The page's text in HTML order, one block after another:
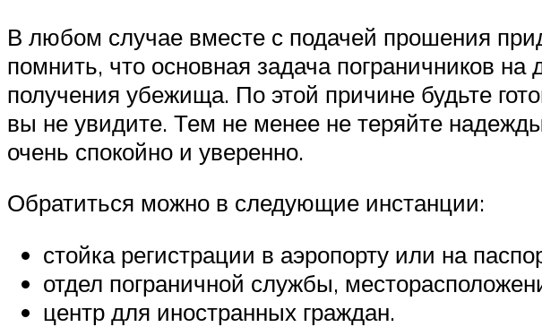
В любом случае вместе с подачей прошения
помнить, что основная задача пограничников
получения убежища. По этой причине будьте
вы не увидите. Тем не менее не теряйте
очень спокойно и уверенно.
Обратиться можно в следующие инстанции:
стойка регистрации в аэропорту или на
отдел пограничной службы,
центр для иностранных граждан.